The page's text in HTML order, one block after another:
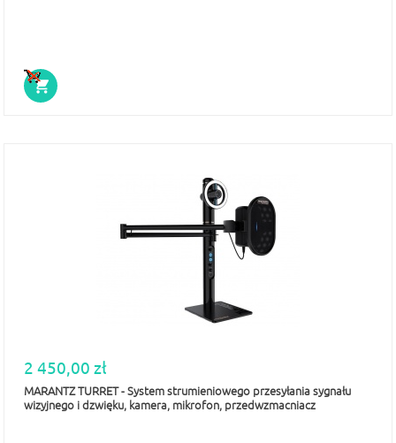
2 450,00 zł
MARANTZ TURRET - System strumieniowego przesyłania sygnału
wizyjnego i dzwięku, kamera, mikrofon, przedwzmacniacz